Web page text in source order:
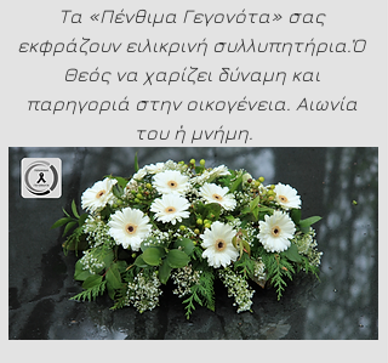
Τα «Πένθιμα Γεγονότα» σας
εκφράζουν ειλικρινή συλλυπητήρια.Ὁ
Θεός να χαρίζει δύναμη και
παρηγοριά στην οικογένεια. Αιωνία
του ἡ μνήμη.